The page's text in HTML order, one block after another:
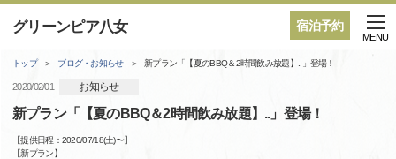
宿泊予約
グリーンピア八女
MENU
トップ ブログ・お知らせ 新プラン「【夏のBBQ＆2時間飲み放題】..」登場！
2020/02/01 お知らせ
新プラン「【夏のBBQ＆2時間飲み放題】..」登場！
【提供日程： 2020/07/18(土)〜】
【新プラン】